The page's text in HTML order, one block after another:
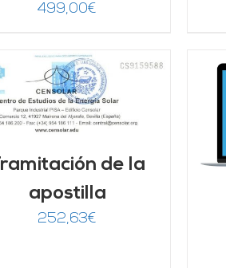
499,00€
de la
apostilla
252,63€
AÑADIR AL CARRITO
DETALLES